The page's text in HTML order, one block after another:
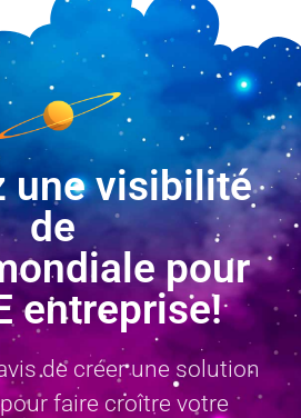
une visibilité
de
pour
entreprise!
de créer une solution
faire croître votre